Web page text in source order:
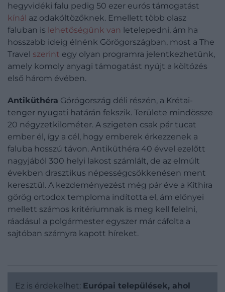
hegyvidéki falu pedig 50 ezer eurós támogatást
kínál az odaköltözőknek. Emellett több olasz
faluban is lehetőségünk van letelepedni, ám ha
hosszabb ideig élnénk Görögországban, most a The
Travel szerint egy olyan programra jelentkezhetünk,
amely komoly anyagi támogatást nyújt a költözés
első három évében.
Antiküthéra Görögország déli részén, a Krétai-
tenger nyugati határán fekszik. Területe mindössze
20 négyzetkilométer. A szigeten csak pár tucat
ember él, így a cél, hogy emberek érkezzenek a
faluba hosszú távon. Antiküthéra 40 évvel ezelőtt
nagyjából 300 helyi lakost számlált, de az elmúlt
években drasztikus népességcsökkenésen ment
keresztül. A kezdeményezést még pár éve a Kíthira
görög ortodox temploma indította el, ám előnyei
mellett számos kritériumnak is meg kell felelni,
ráadásul a polgármester egyszer már cáfolta a
sajtóban szárnyra kapott híreket.
Ez is érdekelhet: Európai települések, ahol